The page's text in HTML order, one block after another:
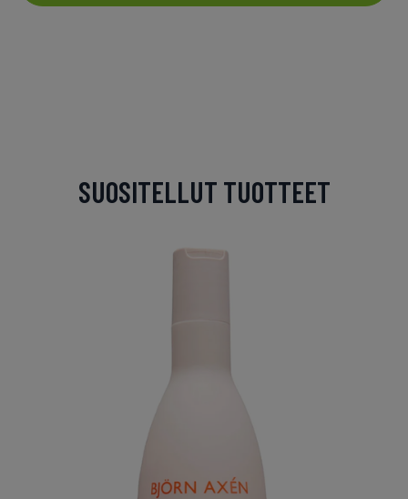
SUOSITELLUT TUOTTEET